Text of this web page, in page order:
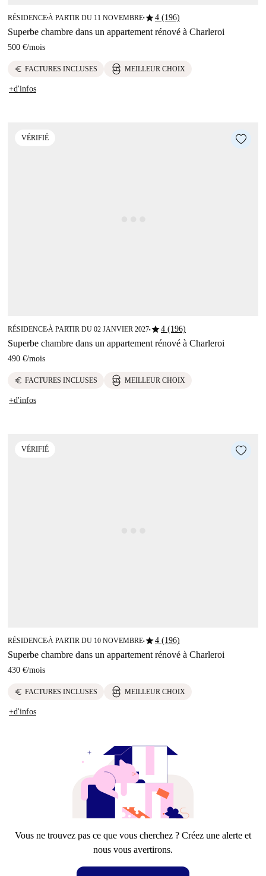
RÉSIDENCE■À PARTIR DU 11 NOVEMBRE■star4 (196)
Superbe chambre dans un appartement rénové à Charleroi
500 €/mois
euro FACTURES INCLUSES MEILLEUR CHOIX
+d'infos
VÉRIFIÉ
RÉSIDENCE■À PARTIR DU 02 JANVIER 2027■star4 (196)
Superbe chambre dans un appartement rénové à Charleroi
490 €/mois
euro FACTURES INCLUSES MEILLEUR CHOIX
+d'infos
VÉRIFIÉ
RÉSIDENCE■À PARTIR DU 10 NOVEMBRE■star4 (196)
Superbe chambre dans un appartement rénové à Charleroi
430 €/mois
euro FACTURES INCLUSES MEILLEUR CHOIX
+d'infos
Vous ne trouvez pas ce que vous cherchez ? Créez une alerte et
nous vous avertirons.